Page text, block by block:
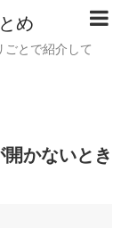
め
ごとで紹介して
かないとき